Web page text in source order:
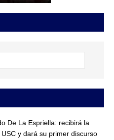
De La Espriella: recibirá la
y dará su primer discurso